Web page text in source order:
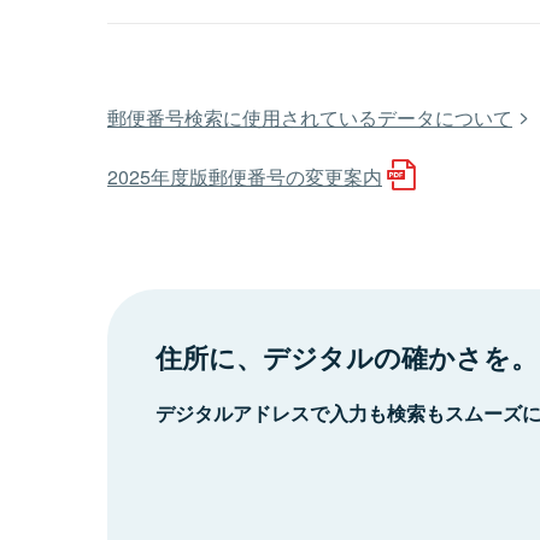
郵便番号検索に使用されているデータについて
2025年度版郵便番号の変更案内
住所に、デジタルの確かさを。
デジタルアドレスで入力も検索もスムーズ